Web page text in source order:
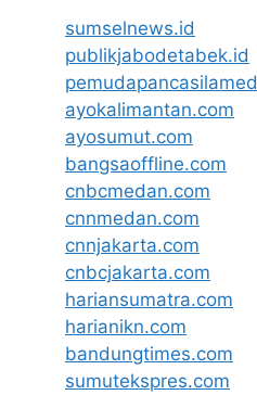
sumselnews.id
publikjabodetabek.id
ayokalimantan.com
ayosumut.com
bangsaoffline.com
cnbcmedan.com
cnnmedan.com
cnnjakarta.com
cnbcjakarta.com
hariansumatra.com
harianikn.com
bandungtimes.com
sumutekspres.com